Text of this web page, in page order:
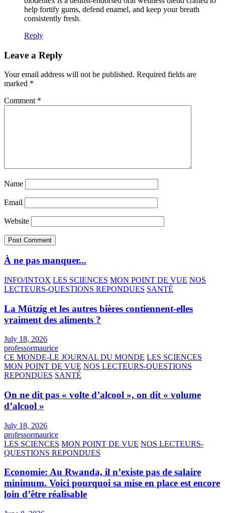
help fortify gums, defend enamel, and keep your breath
consistently fresh.
Reply
Leave a Reply
Your email address will not be published. Required fields are
marked *
Comment *
Name
Email
Website
À ne pas manquer...
INFO/INTOX LES SCIENCES MON POINT DE VUE NOS
LECTEURS-QUESTIONS REPONDUES SANTÉ
La Mützig et les autres bières contiennent-elles
vraiment des aliments ?
July 18, 2026
professormaurice
CE MONDE-LE JOURNAL DU MONDE LES SCIENCES
MON POINT DE VUE NOS LECTEURS-QUESTIONS
REPONDUES SANTÉ
On ne dit pas « volte d’alcool », on dit « volume
d’alcool »
July 18, 2026
professormaurice
LES SCIENCES MON POINT DE VUE NOS LECTEURS-
QUESTIONS REPONDUES
Economie: Au Rwanda, il n’existe pas de salaire
minimum. Voici pourquoi sa mise en place est encore
loin d’être réalisable